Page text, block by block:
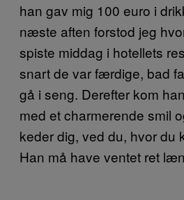
han gav mig 100 euro i
næste aften forstod jeg
spiste middag i hotellets
snart de var færdige, bad
gå i seng. Derefter kom
med et charmerende smil
keder dig, ved du, hvor du
Han må have ventet ret